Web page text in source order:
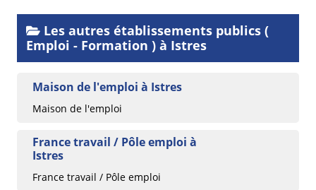
Les autres établissements publics (
Emploi - Formation ) à Istres
Maison de l'emploi à Istres
Maison de l'emploi
France travail / Pôle emploi à
Istres
France travail / Pôle emploi